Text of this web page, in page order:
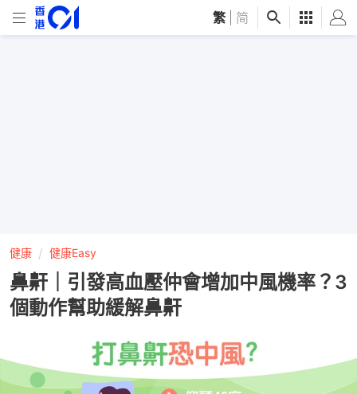
繁 简
健康 健康Easy
鼻鼾｜引發高血壓仲會增加中風機率？3
個動作幫助緩解鼻鼾